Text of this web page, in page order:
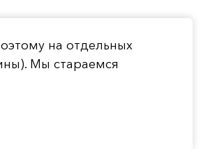
на отдельных
Мы стараемся